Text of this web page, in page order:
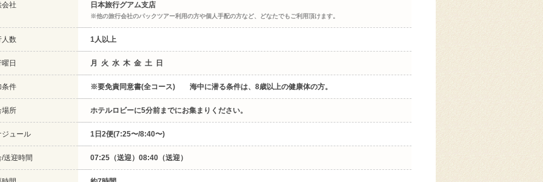
会社 日本旅行グアム支店
※他の旅行会社のパックツアー利用の方や個人手配の方など、どなたでもご利用頂けます。
人数 1人以上
日 月 火 水 木 金 土 日
条件 ※要免責同意書(全コース) 海中に潜る条件は、8歳以上の健康体の方。
場所 ホテルロビーに5分前までにお集まりください。
ジュール 1日2便(7:25〜/8:40〜)
送迎時間 07:25（送迎）08:40（送迎）